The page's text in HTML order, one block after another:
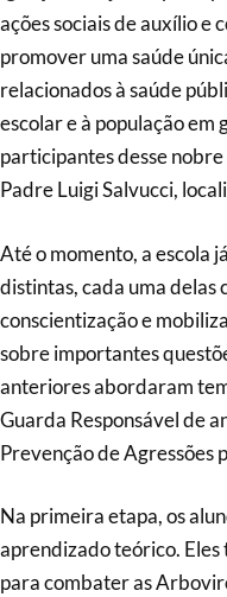
ações sociais de auxílio e
promover uma saúde
relacionados à saúde
escolar e à população em
participantes desse
Padre Luigi Salvucci,
Até o momento, a escola
distintas, cada uma delas
conscientização e
sobre importantes
anteriores abordaram
Guarda Responsável de
Prevenção de Agressões
Na primeira etapa, os
aprendizado teórico.
para combater as